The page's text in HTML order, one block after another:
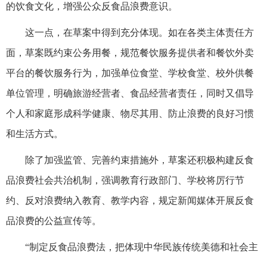
的饮食文化，增强公众反食品浪费意识。
这一点，在草案中得到充分体现。如在各类主体责任方
面，草案既约束公务用餐，规范餐饮服务提供者和餐饮外卖
平台的餐饮服务行为，加强单位食堂、学校食堂、校外供餐
单位管理，明确旅游经营者、食品经营者责任，同时又倡导
个人和家庭形成科学健康、物尽其用、防止浪费的良好习惯
和生活方式。
除了加强监管、完善约束措施外，草案还积极构建反食
品浪费社会共治机制，强调教育行政部门、学校将厉行节
约、反对浪费纳入教育、教学内容，规定新闻媒体开展反食
品浪费的公益宣传等。
“制定反食品浪费法，把体现中华民族传统美德和社会主